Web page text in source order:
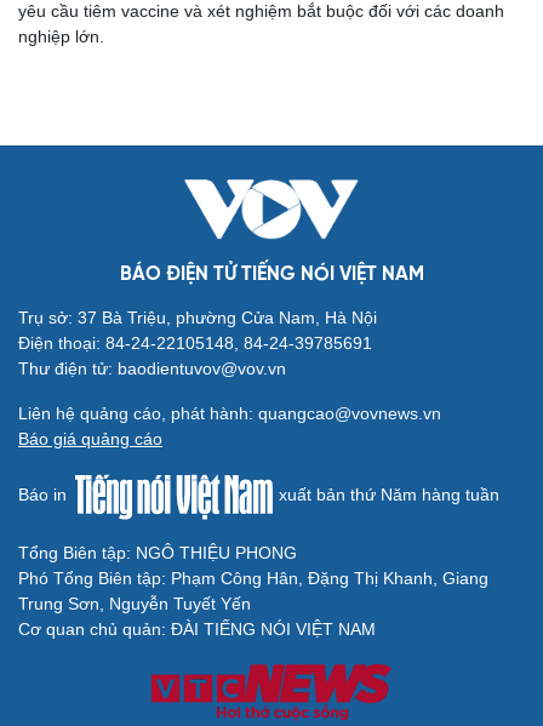
Cải chính
yêu cầu tiêm vaccine và xét nghiệm bắt buộc đối với các doanh
nghiệp lớn.
BÁO ĐIỆN TỬ TIẾNG NÓI VIỆT NAM
Trụ sở: 37 Bà Triệu, phường Cửa Nam, Hà Nội
Điện thoại: 84-24-22105148, 84-24-39785691
Thư điện tử: baodientuvov@vov.vn
Liên hệ quảng cáo, phát hành: quangcao@vovnews.vn
Báo giá quảng cáo
Báo in xuất bản thứ Năm hàng tuần
Tổng Biên tập: NGÔ THIỆU PHONG
Phó Tổng Biên tập: Phạm Công Hân, Đặng Thị Khanh, Giang
Trung Sơn, Nguyễn Tuyết Yến
Cơ quan chủ quản: ĐÀI TIẾNG NÓI VIỆT NAM